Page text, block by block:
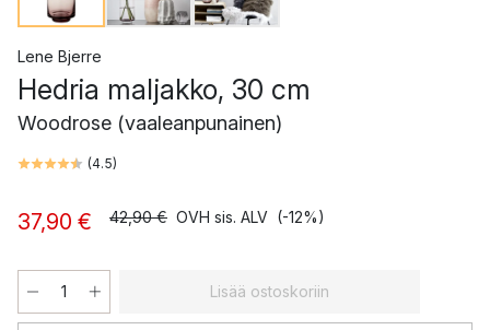
Lene Bjerre
Hedria maljakko, 30 cm
Woodrose (vaaleanpunainen)
(4.5)
37,90 € 42,90 € OVH sis. ALV (-12%)
Lisää ostoskoriin